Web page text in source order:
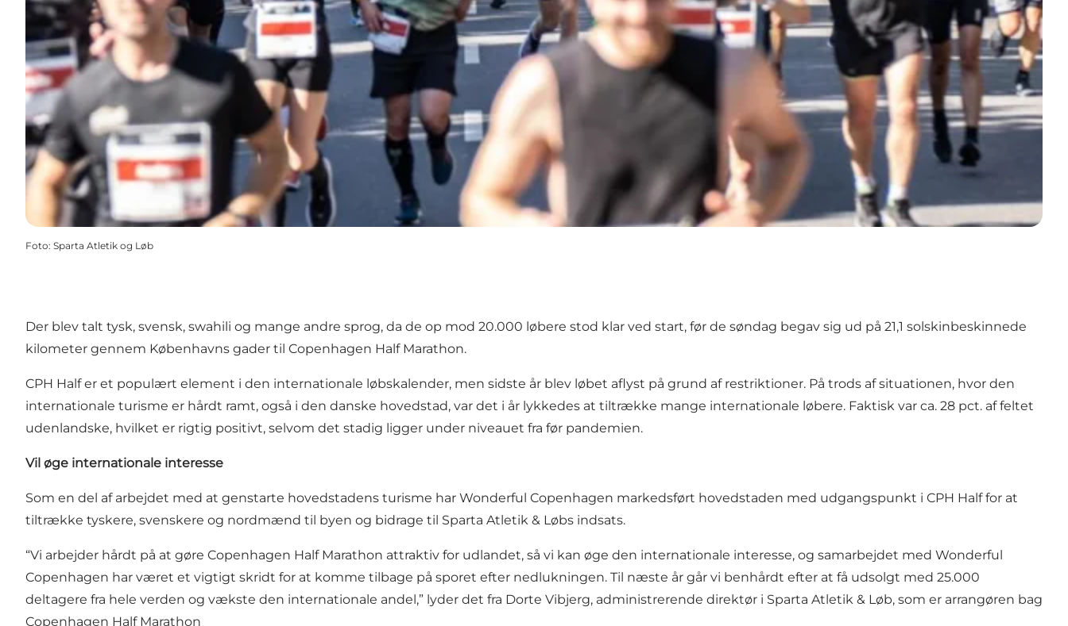
Foto: Sparta Atletik og Løb
Der blev talt tysk, svensk, swahili og mange andre sprog, da de op mod 20.000 løbere stod klar ved start, før de søndag begav sig ud på 21,1 solskinbeskinnede
kilometer gennem Københavns gader til Copenhagen Half Marathon.
CPH Half er et populært element i den internationale løbskalender, men sidste år blev løbet aflyst på grund af restriktioner. På trods af situationen, hvor den
internationale turisme er hårdt ramt, også i den danske hovedstad, var det i år lykkedes at tiltrække mange internationale løbere. Faktisk var ca. 28 pct. af feltet
udenlandske, hvilket er rigtig positivt, selvom det stadig ligger under niveauet fra før pandemien.
Vil øge internationale interesse
Som en del af arbejdet med at genstarte hovedstadens turisme har Wonderful Copenhagen markedsført hovedstaden med udgangspunkt i CPH Half for at
tiltrække tyskere, svenskere og nordmænd til byen og bidrage til Sparta Atletik & Løbs indsats.
“Vi arbejder hårdt på at gøre Copenhagen Half Marathon attraktiv for udlandet, så vi kan øge den internationale interesse, og samarbejdet med Wonderful
Copenhagen har været et vigtigt skridt for at komme tilbage på sporet efter nedlukningen. Til næste år går vi benhårdt efter at få udsolgt med 25.000
deltagere fra hele verden og vækste den internationale andel,” lyder det fra Dorte Vibjerg, administrerende direktør i Sparta Atletik & Løb, som er arrangøren bag
Copenhagen Half Marathon